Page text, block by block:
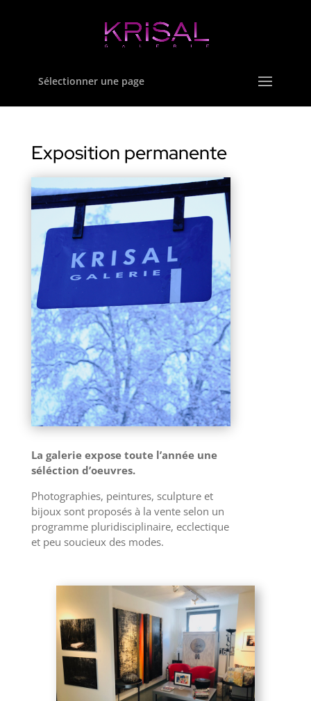
Sélectionner une page
Exposition permanente
La galerie expose toute l’année une
séléction d’oeuvres.
Photographies, peintures, sculpture et
bijoux sont proposés à la vente selon un
programme pluridisciplinaire, ecclectique
et peu soucieux des modes.